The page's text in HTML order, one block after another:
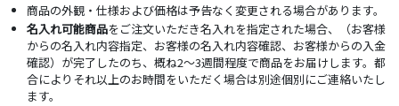
商品の外観・仕様および価格は予告なく変更される場合があります。
名入れ可能商品をご注文いただき名入れを指定された場合、（お客様
からの名入れ内容指定、お客様の名入れ内容確認、お客様からの入金
確認）が完了したのち、概ね2～3週間程度で商品をお届けします。都
合によりそれ以上のお時間をいただく場合は別途個別にご連絡いたし
ます。